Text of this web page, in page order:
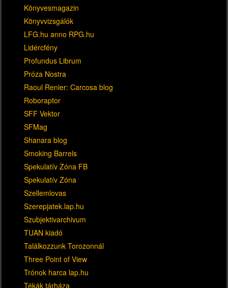
Könyvesmagazin
Könyvvizsgálók
LFG.hu anno RPG.hu
Lidércfény
Profundus Librum
Próza Nostra
Raoul Renier: Carcosa blog
Roboraptor
SFF Vektor
SFMag
Shanara blog
Smoking Barrels
Spekulatív Zóna FB
Spekulatív Zóna
Szellemlovas
Szerepjatek.lap.hu
Szubjektivarchivum
TUAN kiadó
Találkozzunk Torozonnál
Three Point of View
Trónok harca lap.hu
Tékák tárháza